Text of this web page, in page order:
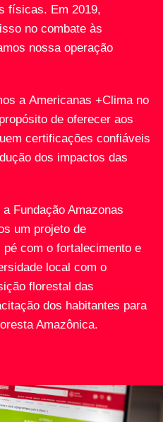
físicas. Em 2019,
no combate às
nossa operação
a Americanas +Clima no
de oferecer aos
certificações confiáveis
dos impactos das
Fundação Amazonas
um projeto de
com o fortalecimento e
local com o
florestal das
dos habitantes para
Amazônica.